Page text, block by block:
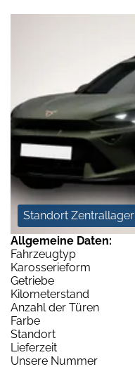
Standort Zentrallager
Allgemeine Daten:
Fahrzeugtyp
Karosserieform
Getriebe
Kilometerstand
Anzahl der Türen
Farbe
Standort
Lieferzeit
Unsere Nummer